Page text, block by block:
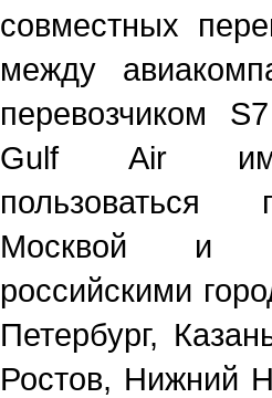
совместных
между
перевозчиком
Gulf Air
пользоваться
Москвой и
российскими
Петербург,
Ростов, Нижний